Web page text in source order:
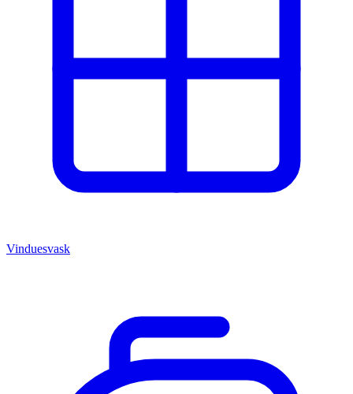
Vinduesvask